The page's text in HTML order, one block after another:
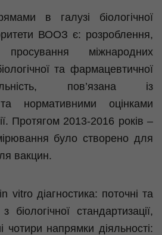
в галузі біологічної
ВООЗ є: розроблення,
міжнародних
та фармацевтичної
пов’язана із
та нормативними оцінками
. Протягом 2013-2016 років –
було створено для
вакцин.
in vitro діагностика: поточні та
біологічної стандартизації,
чотири напрямки діяльності: